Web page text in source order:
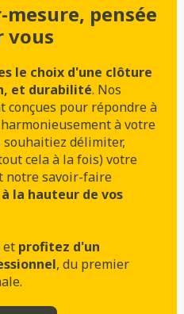
pensée
vous
le choix d'une clôture
et durabilité. Nos
conçues pour répondre à
à votre
délimiter,
cela à la fois) votre
notre savoir-faire
la hauteur de vos
et profitez d'un
, du premier